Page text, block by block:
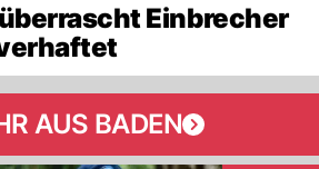
Einbrecher
AUS BADEN